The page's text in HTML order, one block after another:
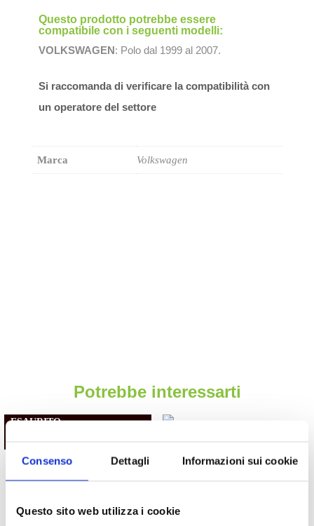
Consenso Dettagli Informazioni sui cookie
Questo sito web utilizza i cookie
Questo prodotto potrebbe essere
compatibile con i seguenti modelli:
VOLKSWAGEN: Polo dal 1999 al 2007.
Si raccomanda di verificare la compatibilità con
un operatore del settore
Marca Volkswagen
Potrebbe interessarti
ESAURITO.